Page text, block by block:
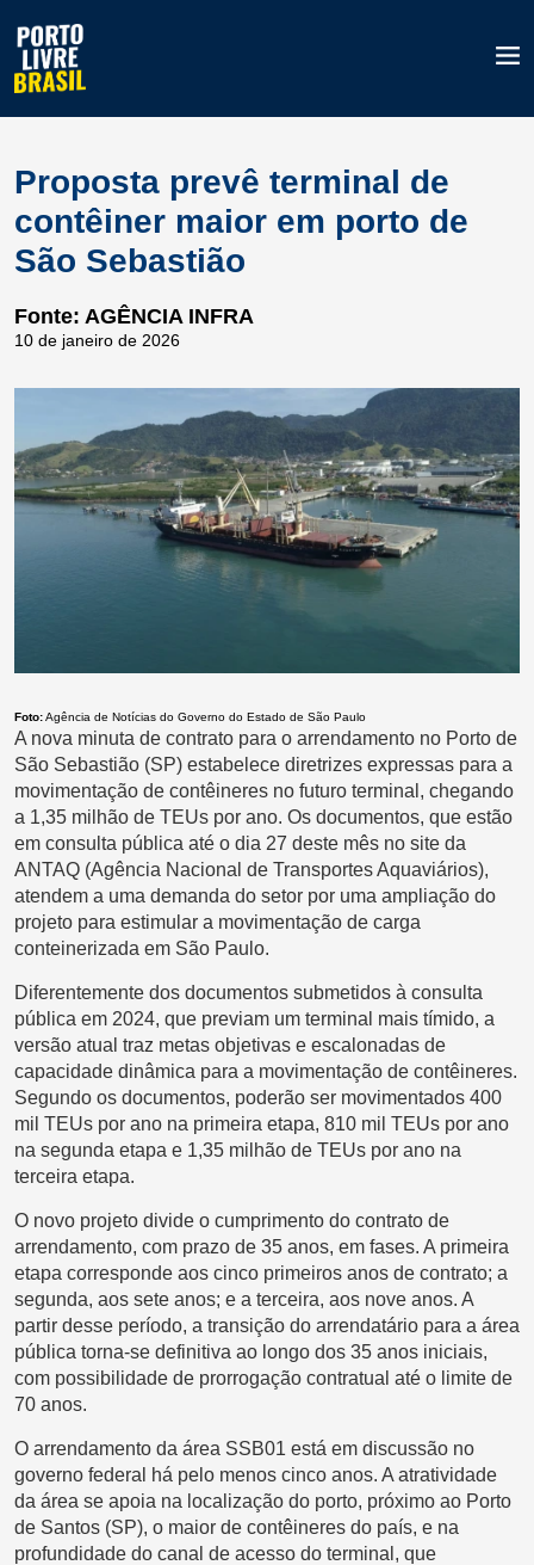
Proposta prevê terminal de
contêiner maior em porto de
São Sebastião
Fonte: AGÊNCIA INFRA
10 de janeiro de 2026
Foto:Agência de Notícias do Governo do Estado de São Paulo
A nova minuta de contrato para o arrendamento no Porto de
São Sebastião (SP) estabelece diretrizes expressas para a
movimentação de contêineres no futuro terminal, chegando
a 1,35 milhão de TEUs por ano. Os documentos, que estão
em consulta pública até o dia 27 deste mês no site da
ANTAQ (Agência Nacional de Transportes Aquaviários),
atendem a uma demanda do setor por uma ampliação do
projeto para estimular a movimentação de carga
conteinerizada em São Paulo.
Diferentemente dos documentos submetidos à consulta
pública em 2024, que previam um terminal mais tímido, a
versão atual traz metas objetivas e escalonadas de
capacidade dinâmica para a movimentação de contêineres.
Segundo os documentos, poderão ser movimentados 400
mil TEUs por ano na primeira etapa, 810 mil TEUs por ano
na segunda etapa e 1,35 milhão de TEUs por ano na
terceira etapa.
O novo projeto divide o cumprimento do contrato de
arrendamento, com prazo de 35 anos, em fases. A primeira
etapa corresponde aos cinco primeiros anos de contrato; a
segunda, aos sete anos; e a terceira, aos nove anos. A
partir desse período, a transição do arrendatário para a área
pública torna-se definitiva ao longo dos 35 anos iniciais,
com possibilidade de prorrogação contratual até o limite de
70 anos.
O arrendamento da área SSB01 está em discussão no
governo federal há pelo menos cinco anos. A atratividade
da área se apoia na localização do porto, próximo ao Porto
de Santos (SP), o maior de contêineres do país, e na
profundidade do canal de acesso do terminal, que